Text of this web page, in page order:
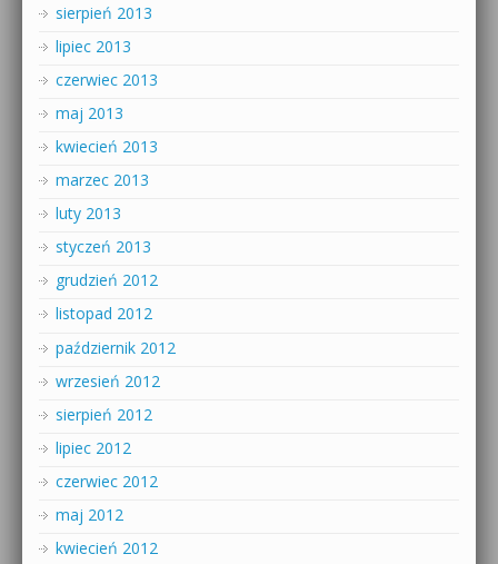
sierpień 2013
lipiec 2013
czerwiec 2013
maj 2013
kwiecień 2013
marzec 2013
luty 2013
styczeń 2013
grudzień 2012
listopad 2012
październik 2012
wrzesień 2012
sierpień 2012
lipiec 2012
czerwiec 2012
maj 2012
kwiecień 2012